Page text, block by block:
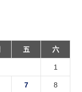
五 六
1
7 8